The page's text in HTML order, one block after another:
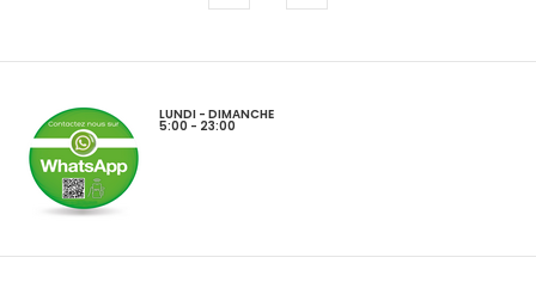
LUNDI - DIMANCHE
5:00 - 23:00